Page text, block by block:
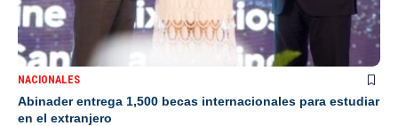
NACIONALES
Abinader entrega 1,500 becas internacionales para estudiar
en el extranjero